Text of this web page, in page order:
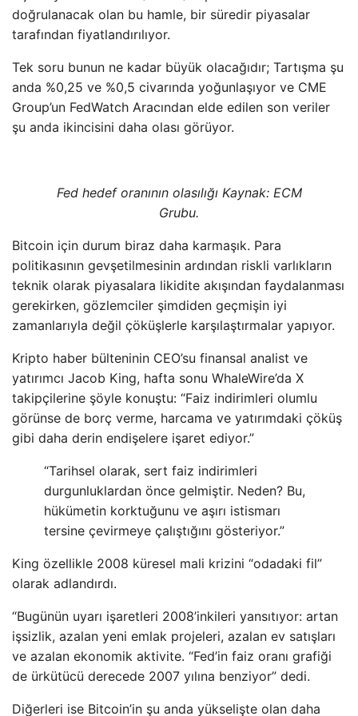
doğrulanacak olan bu hamle, bir süredir piyasalar
tarafından fiyatlandırılıyor.
Tek soru bunun ne kadar büyük olacağıdır; Tartışma şu
anda %0,25 ve %0,5 civarında yoğunlaşıyor ve CME
Group’un FedWatch Aracından elde edilen son veriler
şu anda ikincisini daha olası görüyor.
Fed hedef oranının olasılığı Kaynak: ECM
Grubu.
Bitcoin için durum biraz daha karmaşık. Para
politikasının gevşetilmesinin ardından riskli varlıkların
teknik olarak piyasalara likidite akışından faydalanması
gerekirken, gözlemciler şimdiden geçmişin iyi
zamanlarıyla değil çöküşlerle karşılaştırmalar yapıyor.
Kripto haber bülteninin CEO’su finansal analist ve
yatırımcı Jacob King, hafta sonu WhaleWire’da X
takipçilerine şöyle konuştu: “Faiz indirimleri olumlu
görünse de borç verme, harcama ve yatırımdaki çöküş
gibi daha derin endişelere işaret ediyor.”
“Tarihsel olarak, sert faiz indirimleri
durgunluklardan önce gelmiştir. Neden? Bu,
hükümetin korktuğunu ve aşırı istismarı
tersine çevirmeye çalıştığını gösteriyor.”
King özellikle 2008 küresel mali krizini “odadaki fil”
olarak adlandırdı.
“Bugünün uyarı işaretleri 2008’inkileri yansıtıyor: artan
işsizlik, azalan yeni emlak projeleri, azalan ev satışları
ve azalan ekonomik aktivite. “Fed’in faiz oranı grafiği
de ürkütücü derecede 2007 yılına benziyor” dedi.
Diğerleri ise Bitcoin’in şu anda yükselişte olan daha